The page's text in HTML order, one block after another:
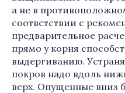
а не в
соответствии с
предварительное
прямо у корня
выдергиванию.
покров надо вдоль
верх. Опущенные вниз